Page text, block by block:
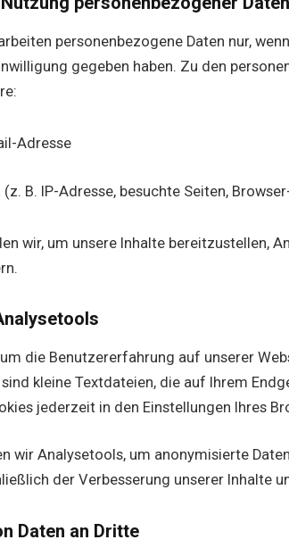
personenbezogene Daten nur,
gegeben haben. Zu den
Adresse
B. IP-Adresse, besuchte Seiten,
wir, um unsere Inhalte bereitzustellen,
die Benutzererfahrung auf unserer
kleine Textdateien, die auf Ihrem
jederzeit in den Einstellungen Ihres
wir Analysetools, um anonymisierte
der Verbesserung unserer Inhalte
Daten an Dritte